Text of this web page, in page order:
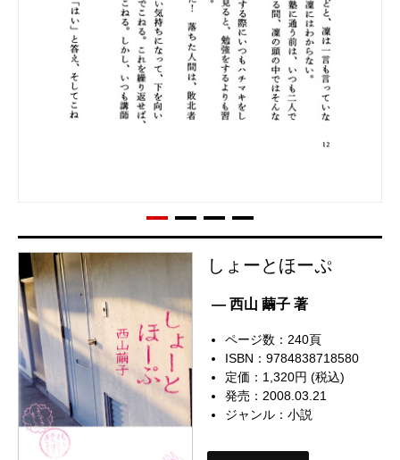
しょーとほーぷ
— 西山 繭子 著
ページ数：240頁
ISBN：9784838718580
定価：1,320円 (税込)
発売：2008.03.21
ジャンル：小説